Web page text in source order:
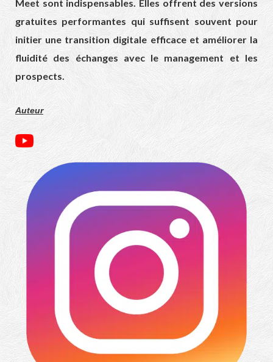
Meet sont indispensables. Elles offrent des versions
gratuites performantes qui suffisent souvent pour
initier une transition digitale efficace et améliorer la
fluidité des échanges avec le management et les
prospects.
Auteur